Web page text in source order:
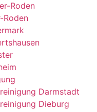
Roden
Roden
Darmstadt
Dieburg